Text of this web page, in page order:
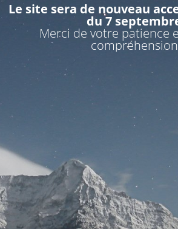
Le site sera de nouveau
du 7
Merci de votre patience